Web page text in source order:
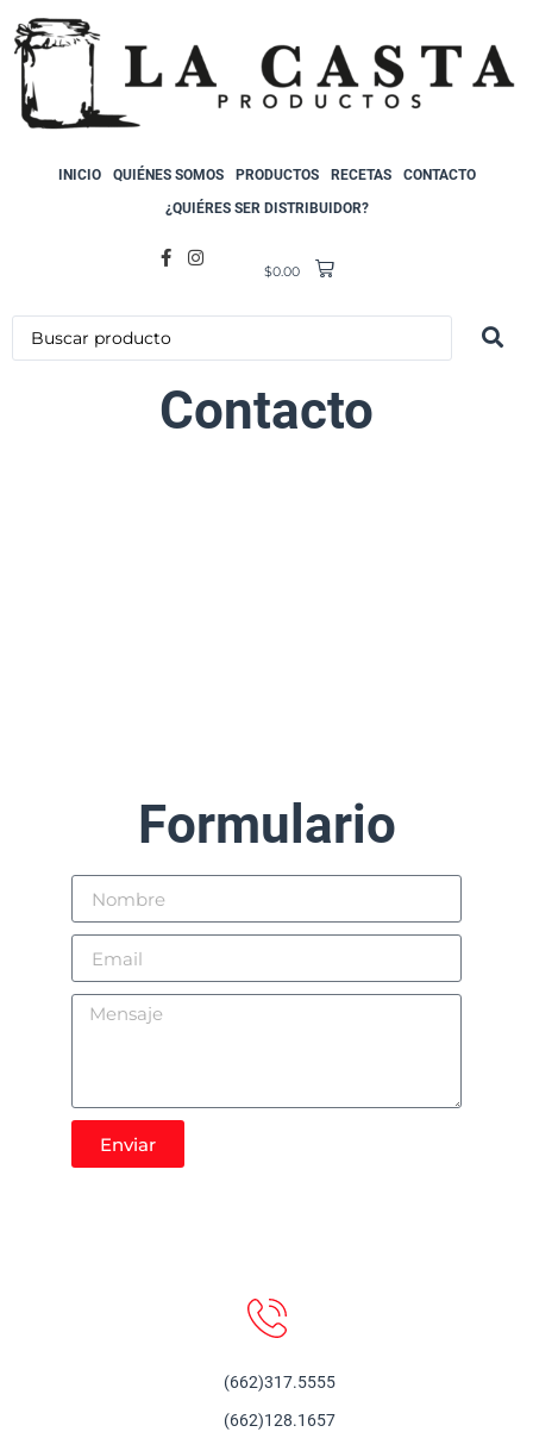
INICIO QUIÉNES SOMOS PRODUCTOS RECETAS
CONTACTO
¿QUIÉRES SER DISTRIBUIDOR?
$0.00
Contacto
Formulario
Enviar
(662)317.5555
(662)128.1657